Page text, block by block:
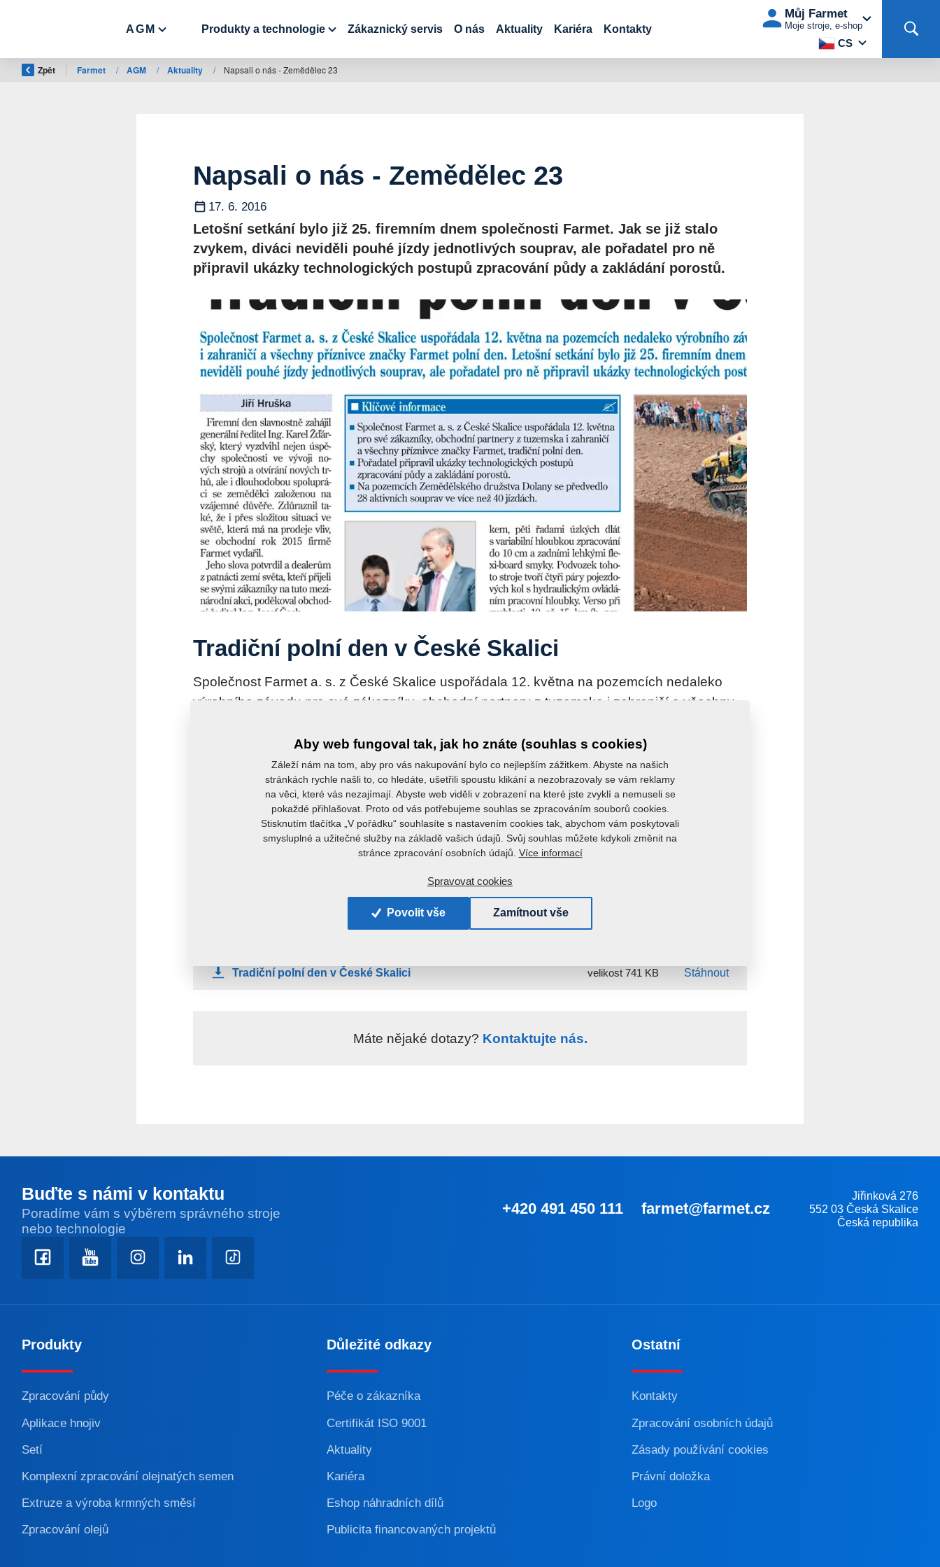
AGM Produkty a technologie Zákaznický servis O nás Aktuality Kariéra
Kontakty
CS
Můj Farmet
Moje stroje, e-shop
Zpět Farmet / AGM / Aktuality / Napsali o nás - Zemědělec 23
Napsali o nás - Zemědělec 23
17. 6. 2016
Letošní setkání bylo již 25. firemním dnem společnosti Farmet. Jak se již stalo
zvykem, diváci neviděli pouhé jízdy jednotlivých souprav, ale pořadatel pro ně
připravil ukázky technologických postupů zpracování půdy a zakládání porostů.
Tradiční polní den v České Skalici
Společnost Farmet a. s. z České Skalice uspořádala 12. května na pozemcích nedaleko
výrobního závodu pro své zákazníky, obchodní partnery z tuzemska i zahraničí a všechny
Farmet. Jak se již stalo zvykem, diváci neviděli pouhé jízdy jednotlivých souprav, ale
pořadatel pro ně připravil ukázky technologických postupů zpracování půdy a zakládání
Více v přiloženém článku dole...
Tradiční polní den v České Skalici velikost 741 KB Stáhnout
Máte nějaké dotazy? Kontaktujte nás.
Buďte s námi v kontaktu
Poradíme vám s výběrem správného stroje
nebo technologie
+420 491 450 111 farmet@farmet.cz
Jiřinková 276
552 03 Česká Skalice
Česká republika
Produkty
Zpracování půdy
Aplikace hnojiv
Setí
Komplexní zpracování olejnatých semen
Extruze a výroba krmných směsí
Zpracování olejů
Důležité odkazy
Péče o zákazníka
Certifikát ISO 9001
Aktuality
Kariéra
Eshop náhradních dílů
Publicita financovaných projektů
Ostatní
Kontakty
Zpracování osobních údajů
Zásady používání cookies
Právní doložka
Logo
Aby web fungoval tak, jak ho znáte (souhlas s cookies)
Záleží nám na tom, aby pro vás nakupování bylo co nejlepším zážitkem. Abyste na našich
stránkách rychle našli to, co hledáte, ušetřili spoustu klikání a nezobrazovaly se vám reklamy
na věci, které vás nezajímají. Abyste web viděli v zobrazení na které jste zvyklí a nemuseli se
pokaždé přihlašovat. Proto od vás potřebujeme souhlas se zpracováním souborů cookies.
Stisknutím tlačítka „V pořádku“ souhlasíte s nastavením cookies tak, abychom vám poskytovali
smysluplné a užitečné služby na základě vašich údajů. Svůj souhlas můžete kdykoli změnit na
stránce zpracování osobních údajů. Více informací
Spravovat cookies
Povolit vše Zamítnout vše